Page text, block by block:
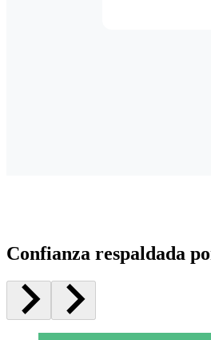
Confianza respaldada